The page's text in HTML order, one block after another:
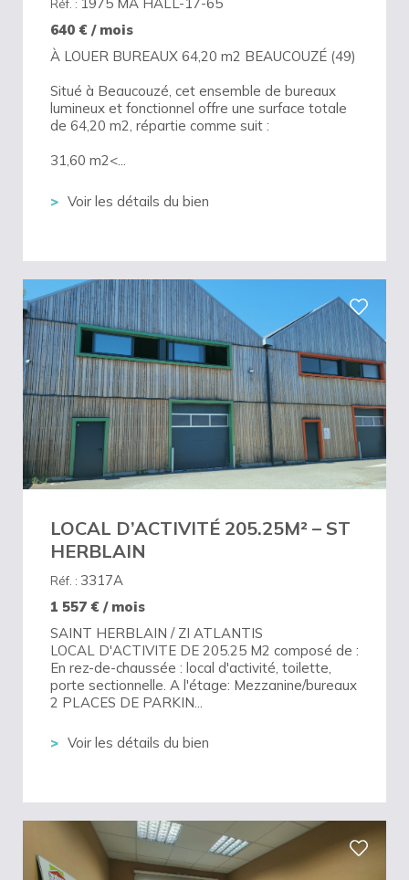
Réf. : 1975 MA HALL-17-65
640 € / mois
À LOUER BUREAUX 64,20 m2 BEAUCOUZÉ (49)
Situé à Beaucouzé, cet ensemble de bureaux
lumineux et fonctionnel offre une surface totale
de 64,20 m2, répartie comme suit :
31,60 m2<...
Voir les détails du bien
LOCAL D’ACTIVITÉ 205.25M² – ST
HERBLAIN
Réf. : 3317A
1 557 € / mois
SAINT HERBLAIN / ZI ATLANTIS
LOCAL D'ACTIVITE DE 205.25 M2 composé de :
En rez-de-chaussée : local d'activité, toilette,
porte sectionnelle. A l'étage: Mezzanine/bureaux
2 PLACES DE PARKIN...
Voir les détails du bien